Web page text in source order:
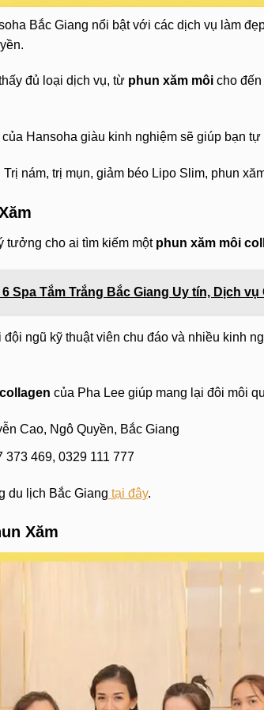
Bắc Giang nổi bật với các dịch vụ làm
đủ loại dịch vụ, từ phun xăm môi cho
Hansoha giàu kinh nghiệm sẽ giúp bạn
Trị nám, trị mụn, giảm béo Lipo Slim, phun
tưởng cho ai tìm kiếm một phun xăm môi
6 Spa Tắm Trắng Bắc Giang Uy tín, Dịch
ngũ kỹ thuật viên chu đáo và nhiều kinh
của Pha Lee giúp mang lại đôi môi
Cao, Ngô Quyền, Bắc Giang
373 469, 0329 111 777
du lịch Bắc Giang tại đây.
Xăm